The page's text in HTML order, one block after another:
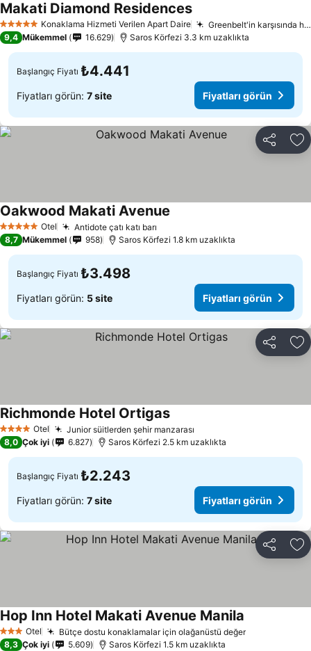
5 Yıldız Konaklama Hizmeti Verilen Apart Daire Greenbelt'in karşısında harika konum
Makati Diamond Residences
9,4 Mükemmel 16.629 Saros Körfezi 3.3 km uzaklıkta
Başlangıç Fiyatı ₺4.441
Fiyatları görün: 7 site Fiyatları görün
Paylaş
5 Yıldız Otel Antidote çatı katı barı
Oakwood Makati Avenue
8,7 Mükemmel 958 Saros Körfezi 1.8 km uzaklıkta
Başlangıç Fiyatı ₺3.498
Fiyatları görün: 5 site Fiyatları görün
Paylaş
4 Yıldız Otel Junior süitlerden şehir manzarası
Richmonde Hotel Ortigas
8,0 Çok iyi 6.827 Saros Körfezi 2.5 km uzaklıkta
Başlangıç Fiyatı ₺2.243
Fiyatları görün: 7 site Fiyatları görün
Paylaş
3 YıldızOtel Bütçe dostu konaklamalar için olağanüstü değer
Hop Inn Hotel Makati Avenue Manila
8,3 Çok iyi 5.609 Saros Körfezi 1.5 km uzaklıkta